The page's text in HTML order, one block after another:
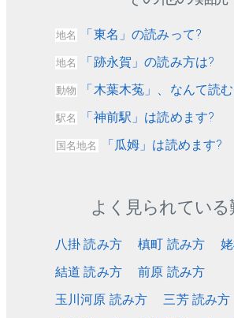
地名 「東名」の読みって?
地名 「跡永賀」の読み方は?
動物 「木葉木菟」、なんて読
駅名 「神前駅」は読めます?
国名地名 「瓜姆」は読めます?
よく見られている
八掛 読み方 槙町 読み方
結道 読み方
前原 読み方
玉川河原 読み方
三芳 読み方